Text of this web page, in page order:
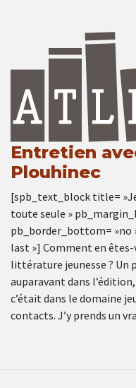
Entretien
Plouhinec
[spb_text_block title=
toute seule »
pb_border_bottom= »no
last »] Comment en êtes-
littérature jeunesse ? Un
auparavant dans
c’était dans le domaine
contacts. J’y prends un